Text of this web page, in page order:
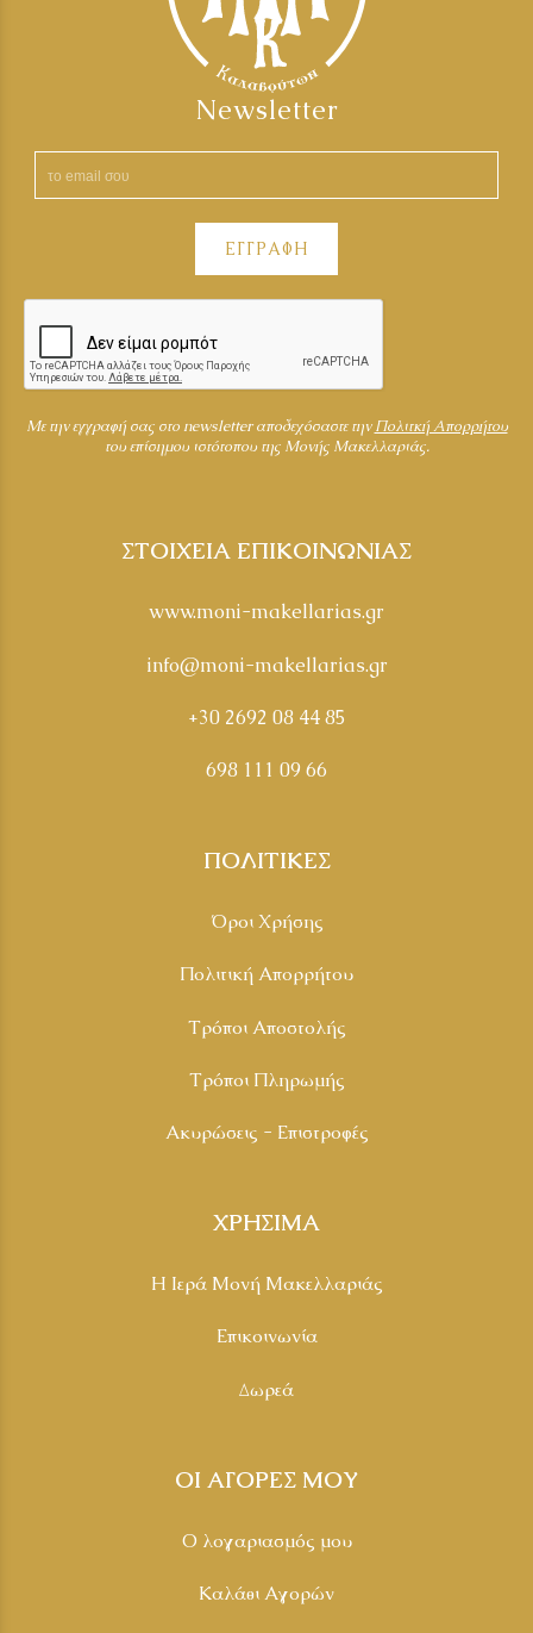
Newsletter
ΕΓΓΡΑΦΗ
Mε την εγγραφή σας στο newsletter αποδεχόσαστε τηνΠολιτκή Απορρήτου
του επίσημου ιστότοπου της Μονής Μακελλαριάς.
ΣΤΟΙΧΕΙΑ ΕΠΙΚΟΙΝΩΝΙΑΣ
www.moni-makellarias.gr
info@moni-makellarias.gr
+30 2692 08 44 85
698 111 09 66
ΠΟΛΙΤΙΚΕΣ
Όροι Χρήσης
Πολιτική Απορρήτου
Τρόποι Αποστολής
Τρόποι Πληρωμής
Ακυρώσεις - Επιστροφές
ΧΡΗΣΙΜΑ
Η Ιερά Μονή Μακελλαριάς
Επικοινωνία
Δωρεά
ΟΙ ΑΓΟΡΕΣ ΜΟΥ
Ο λογαριασμός μου
Καλάθι Αγορών